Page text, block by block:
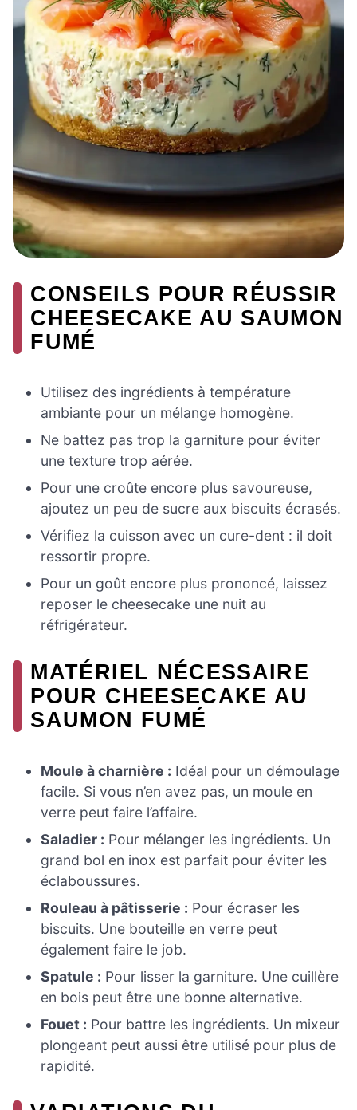
CONSEILS POUR RÉUSSIR
CHEESECAKE AU SAUMON
FUMÉ
Utilisez des ingrédients à température
ambiante pour un mélange homogène.
Ne battez pas trop la garniture pour éviter
une texture trop aérée.
Pour une croûte encore plus savoureuse,
ajoutez un peu de sucre aux biscuits écrasés.
Vérifiez la cuisson avec un cure-dent : il doit
ressortir propre.
Pour un goût encore plus prononcé, laissez
reposer le cheesecake une nuit au
réfrigérateur.
MATÉRIEL NÉCESSAIRE
POUR CHEESECAKE AU
SAUMON FUMÉ
Moule à charnière : Idéal pour un démoulage
facile. Si vous n’en avez pas, un moule en
verre peut faire l’affaire.
Saladier : Pour mélanger les ingrédients. Un
grand bol en inox est parfait pour éviter les
éclaboussures.
Rouleau à pâtisserie : Pour écraser les
biscuits. Une bouteille en verre peut
également faire le job.
Spatule : Pour lisser la garniture. Une cuillère
en bois peut être une bonne alternative.
Fouet : Pour battre les ingrédients. Un mixeur
plongeant peut aussi être utilisé pour plus de
rapidité.